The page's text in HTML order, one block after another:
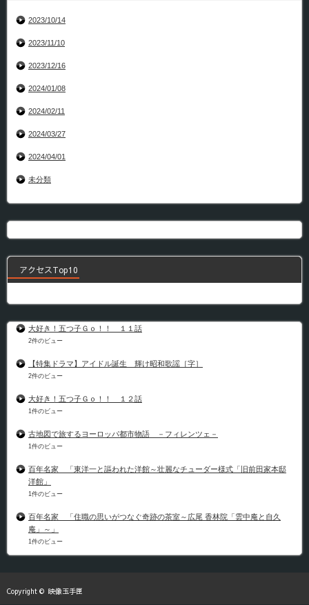
2023/10/14
2023/11/10
2023/12/16
2024/01/08
2024/02/11
2024/03/27
2024/04/01
未分類
アクセスTop10
大好き！五つ子Ｇｏ！！ １１話
2件のビュー
【特集ドラマ】アイドル誕生 輝け昭和歌謡［字］
2件のビュー
大好き！五つ子Ｇｏ！！ １２話
1件のビュー
古地図で旅するヨーロッパ都市物語 －フィレンツェ－
1件のビュー
百年名家 「東洋一と謳われた洋館～壮麗なチューダー様式「旧前田家本邸
洋館」
1件のビュー
百年名家 「住職の思いがつなぐ奇跡の茶室～広尾 香林院「雲中庵と自久
庵」～」
1件のビュー
Copyright © 映像玉手匣